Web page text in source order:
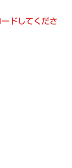
ドしてくださ